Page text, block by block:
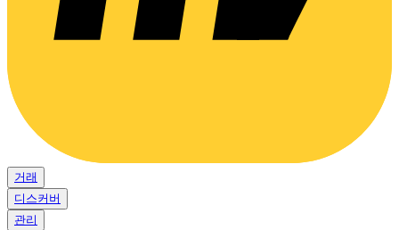
거래
디스커버
관리